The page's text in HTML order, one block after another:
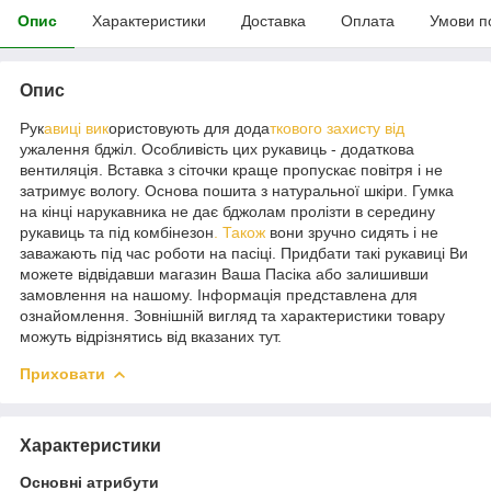
Опис Характеристики Доставка Оплата Умови
Опис
Рукавиці використовують для додаткового захисту від
ужалення бджіл. Особливість цих рукавиць - додаткова
вентиляція. Вставка з сіточки краще пропускає повітря і не
затримує вологу. Основа пошита з натуральної шкіри. Гумка
на кінці нарукавника не дає бджолам пролізти в середину
рукавиць та під комбінезон . Також вони зручно сидять і не
заважають під час роботи на пасіці. Придбати такі рукавиці Ви
можете відвідавши магазин Ваша Пасіка або залишивши
замовлення на нашому. Інформація представлена для
ознайомлення. Зовнішній вигляд та характеристики товару
можуть відрізнятись від вказаних тут.
Приховати
Характеристики
Основні атрибути